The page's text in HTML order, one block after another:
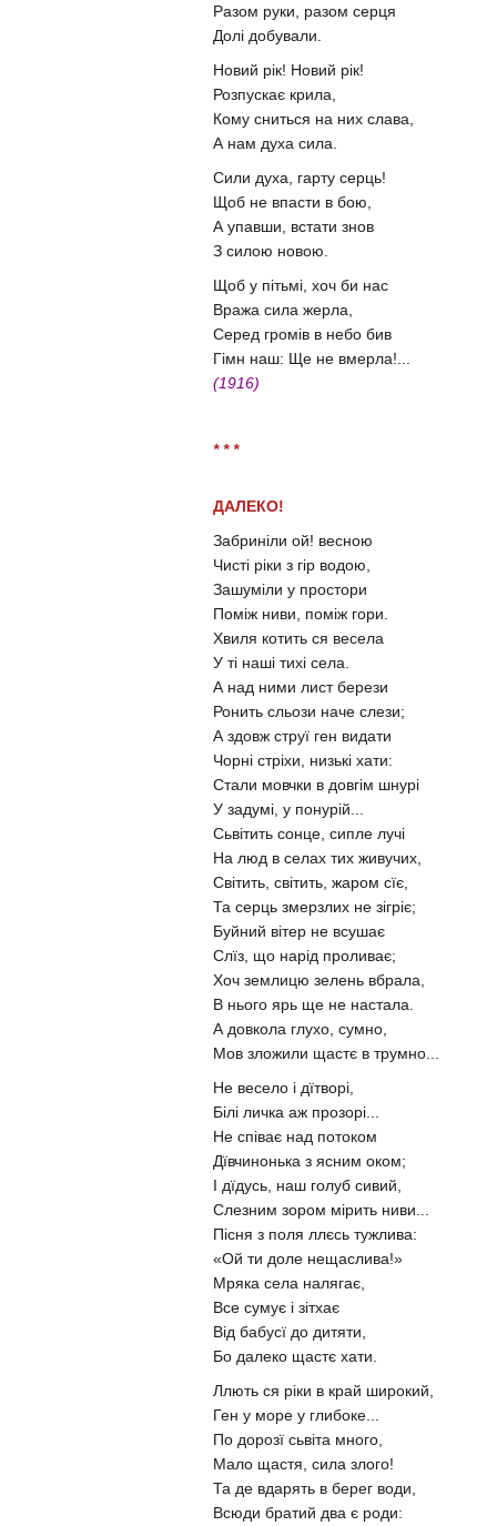
Разом руки, разом серця
Долі добували.
Новий рік! Новий рік!
Розпускає крила,
Кому сниться на них слава,
А нам духа сила.
Сили духа, гарту серць!
Щоб не впасти в бою,
А упавши, встати знов
З силою новою.
Щоб у пітьмі, хоч би нас
Вража сила жерла,
Серед громів в небо бив
Гімн наш: Ще не вмерла!...
(1916)
* * *
ДАЛЕКО!
Забриніли ой! весною
Чисті ріки з гір водою,
Зашуміли у простори
Поміж ниви, поміж гори.
Хвиля котить ся весела
У ті наші тихі села.
А над ними лист берези
Ронить сльози наче слези;
А здовж струї ген видати
Чорні стріхи, низькі хати:
Стали мовчки в довгім шнурі
У задумі, у понурій...
Сьвітить сонце, сипле лучі
На люд в селах тих живучих,
Світить, світить, жаром сїє,
Та серць змерзлих не зігріє;
Буйний вітер не всушає
Слїз, що нарід проливає;
Хоч землицю зелень вбрала,
В нього ярь ще не настала.
А довкола глухо, сумно,
Мов зложили щастє в трумно...
Не весело і дїтворі,
Білі личка аж прозорі...
Не співає над потоком
Дївчинонька з ясним оком;
І дїдусь, наш голуб сивий,
Слезним зором мірить ниви...
Пісня з поля ллєсь тужлива:
«Ой ти доле нещаслива!»
Мряка села налягає,
Все сумує і зітхає
Від бабусї до дитяти,
Бо далеко щастє хати.
Ллють ся ріки в край широкий,
Ген у море у глибоке...
По дорозї сьвіта много,
Мало щастя, сила злого!
Та де вдарять в берег води,
Всюди братий два є роди: